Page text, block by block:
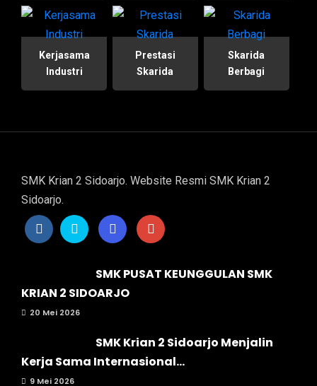
Kerjasama
Industri
Prestasi
Skarida
Skarida
Berbagi
SMK Krian 2 Sidoarjo. Website Resmi SMK Krian 2
Sidoarjo.
SMK PUSAT KEUNGGULAN SMK
KRIAN 2 SIDOARJO
20 Mei 2026
SMK Krian 2 Sidoarjo Menjalin
Kerja Sama Internasional...
9 Mei 2026